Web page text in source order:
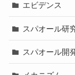
エビデンス
スパオール研
スパオール開